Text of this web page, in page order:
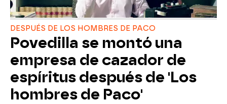
DESPUÉS DE LOS HOMBRES DE PACO
Povedilla se montó una
empresa de cazador de
espíritus después de 'Los
hombres de Paco'